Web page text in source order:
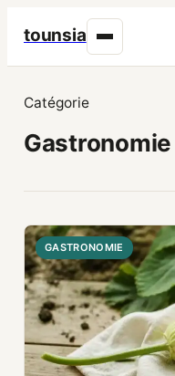
tounsia
Catégorie
Gastronomie
GASTRONOMIE